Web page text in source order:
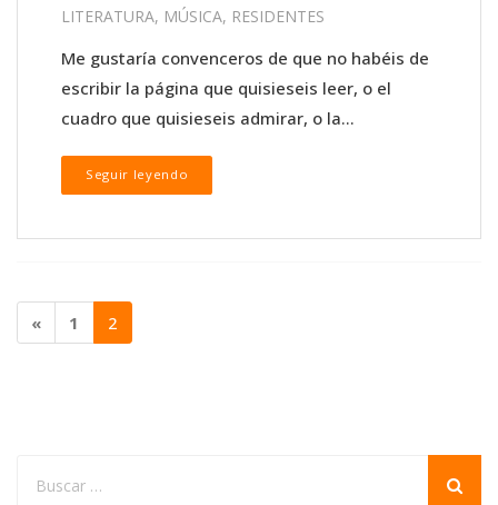
LITERATURA, MÚSICA, RESIDENTES
Me gustaría convenceros de que no habéis de
escribir la página que quisieseis leer, o el
cuadro que quisieseis admirar, o la...
Seguir leyendo
« 1 2